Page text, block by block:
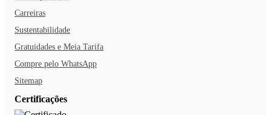
Carreiras
Sustentabilidade
Gratuidades e Meia Tarifa
Compre pelo WhatsApp
Sitemap
Certificações